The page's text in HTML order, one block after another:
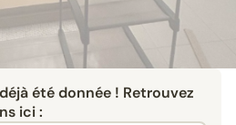
été donnée ! Retrouvez
ici :